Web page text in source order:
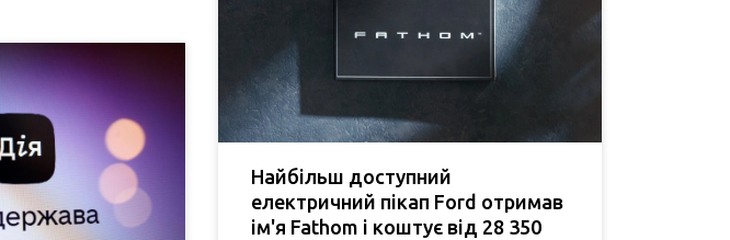
Найбільш доступний
електричний пікап Ford отримав
ім'я Fathom і коштує від 28 350